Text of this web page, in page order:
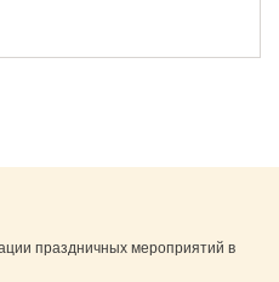
праздничных мероприятий в